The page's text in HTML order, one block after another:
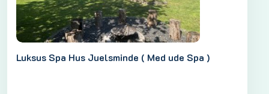
Luksus Spa Hus Juelsminde ( Med ude Spa )